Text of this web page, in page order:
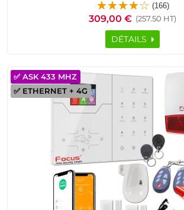
soyez. Grâce à ses détecteurs de
de porte et fenêtre, cette alarme sans-
protection complète contre les
Facile à installer, ce système convient aussi
Les alertes en temps réel sont envoyées sur
pour une surveillance continue. Avec sa
intégrée et ses options de contrôle à
de sécurité est fiable, efficace, et adaptée
logement. Idéal pour ceux qui cherchent
simple et performante pour leur
(166)
309,00 € (257.50 HT)
DÉTAILS
✅ ETHERNET + 4G
✅ ASK 433 MHZ